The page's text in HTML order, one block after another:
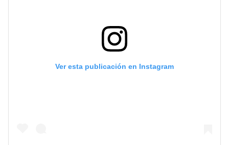
Ver esta publicación en Instagram